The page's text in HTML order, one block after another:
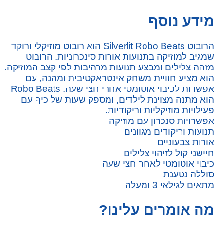
מידע נוסף
הרובוט Silverlit Robo Beats הוא רובוט מוזיקלי ורוקד
שמגיב למוזיקה בתנועות אורות סינכרוניות. הרובוט
מזהה צלילים ומבצע תנועות מרהיבות לפי קצב המוזיקה.
הוא מציע חוויית משחק אינטראקטיבית ומהנה, עם
אפשרות לכיבוי אוטומטי אחרי חצי שעה. Robo Beats
הוא מתנה מצוינת לילדים, ומספק שעות של כיף עם
פעילויות מוזיקליות וריקודיות.
אפשרויות סנכרון עם מוזיקה
תנועות וריקודים מגוונים
אורות צבעוניים
חיישני קול לזיהוי צלילים
כיבוי אוטומטי לאחר חצי שעה
סוללה נטענת
מתאים לגילאי 3 ומעלה
מה אומרים עלינו?